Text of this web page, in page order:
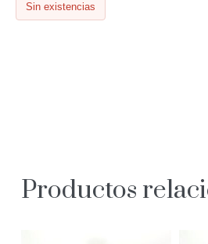
Sin existencias
Productos